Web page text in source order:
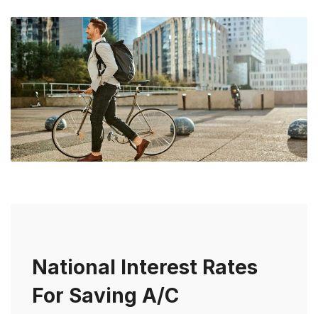
National Interest Rates
For Saving A/C